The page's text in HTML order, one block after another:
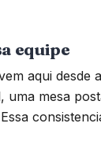
equipe
aqui
uma mesa